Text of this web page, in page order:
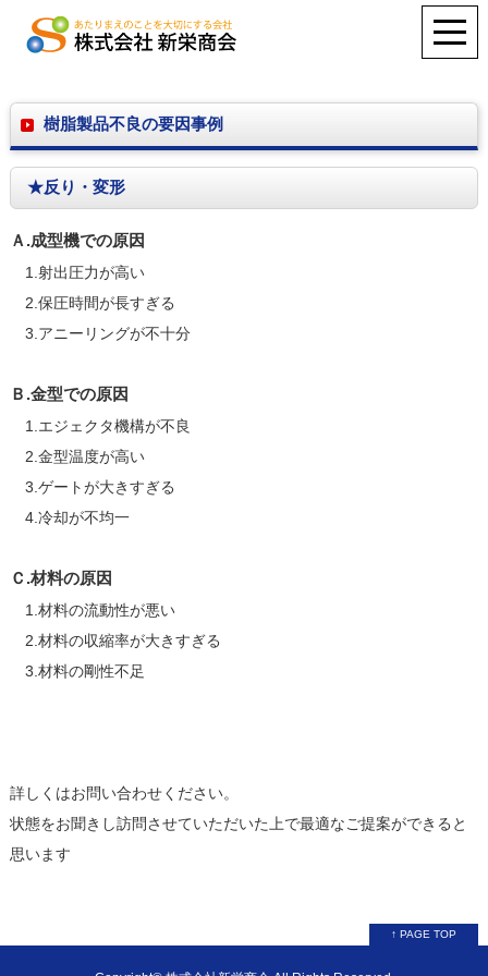
樹脂製品不良の要因事例
★反り・変形
Ａ.成型機での原因
1.射出圧力が高い
2.保圧時間が長すぎる
3.アニーリングが不十分
Ｂ.金型での原因
1.エジェクタ機構が不良
2.金型温度が高い
3.ゲートが大きすぎる
4.冷却が不均一
Ｃ.材料の原因
1.材料の流動性が悪い
2.材料の収縮率が大きすぎる
3.材料の剛性不足
詳しくはお問い合わせください。
状態をお聞きし訪問させていただいた上で最適なご提案ができると
思います
↑ PAGE TOP